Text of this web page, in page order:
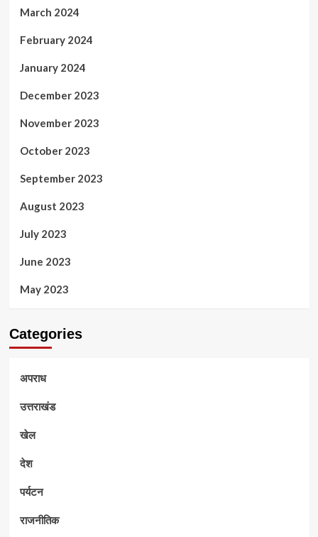
March 2024
February 2024
January 2024
December 2023
November 2023
October 2023
September 2023
August 2023
July 2023
June 2023
May 2023
Categories
अपराध
उत्तराखंड
खेल
देश
पर्यटन
राजनीतिक